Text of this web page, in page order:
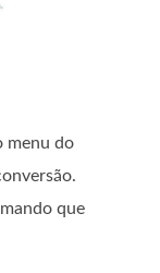
menu do
que